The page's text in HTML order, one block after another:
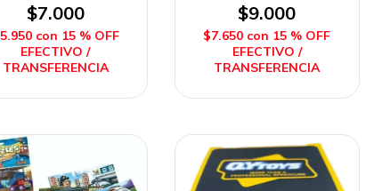
$7.000
con 15 % OFF
EFECTIVO /
TRANSFERENCIA
Sebigus
$9.000
$7.650 con 15 % OFF
EFECTIVO /
TRANSFERENCIA